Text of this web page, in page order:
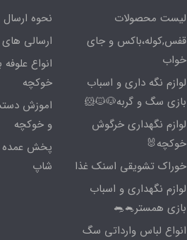
لیست محصولات
قفس,کوله،باکس و جای
خواب
لوازم نگه داری و اسباب
بازی سگ و گربه🐶🐱🐹
لوازم نگهداری خرگوش
خوکچه🐰
خوراک تشویقی اسنک غذا
لوازم نگهداری و اسباب
بازی همستر🐁🐀
انواع لباس وارداتی سگ
نحوه ارسال
ارسالی
انواع
خوکچه
اموزش
و خوکچه
پخش عمده
شاپ